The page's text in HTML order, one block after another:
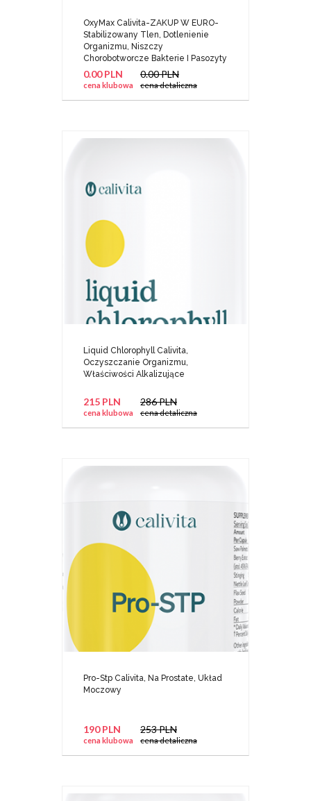
OxyMax Calivita-ZAKUP W EURO-
Stabilizowany Tlen, Dotlenienie
Organizmu, Niszczy
Chorobotworcze Bakterie I Pasozyty
0.00 PLN
cena klubowa
0.00 PLN
cena detaliczna
Liquid Chlorophyll Calivita,
Oczyszczanie Organizmu,
Właściwości Alkalizujące
215 PLN
cena klubowa
286 PLN
cena detaliczna
Pro-Stp Calivita, Na Prostate, Układ
Moczowy
190 PLN
cena klubowa
253 PLN
cena detaliczna